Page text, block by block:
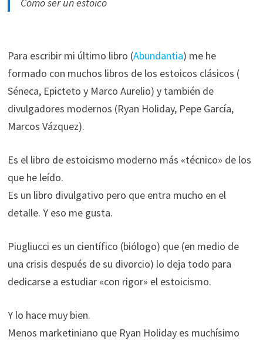
Para escribir mi último libro (Abundantia) me he
formado con muchos libros de los estoicos clásicos (
Séneca, Epicteto y Marco Aurelio) y también de
divulgadores modernos (Ryan Holiday, Pepe García,
Marcos Vázquez).
Es el libro de estoicismo moderno más «técnico» de los
que he leído.
Es un libro divulgativo pero que entra mucho en el
detalle. Y eso me gusta.
Piugliucci es un científico (biólogo) que (en medio de
una crisis después de su divorcio) lo deja todo para
dedicarse a estudiar «con rigor» el estoicismo.
Y lo hace muy bien.
Menos marketiniano que Ryan Holiday es muchísimo